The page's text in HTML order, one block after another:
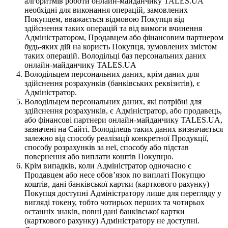
необхідні для виконання операцій, замовлених
Покупцем, вважається відмовою Покупця від
здійснення таких операцій та від вимоги вчинення
Адміністратором, Продавцем або фінансовим партнером
будь-яких дій на користь Покупця, зумовлених змістом
таких операцій. Володільці баз персональних даних
онлайн-майданчику TALES.UA
Володільцем персональних даних, крім даних для
здійснення розрахунків (банківських реквізитів), є
Адміністратор.
Володільцем персональних даних, які потрібні для
здійснення розрахунків, є Адміністратор, або продавець,
або фінансові партнери онлайн-майданчику TALES.UA,
зазначені на Сайті. Володілець таких даних визначається
залежно від способу реалізації конкретної Продукції,
способу розрахунків за неї, способу або підстав
повернення або виплати коштів Покупцю.
Крім випадків, коли Адміністратор одночасно є
Продавцем або несе обов’язок по виплаті Покупцю
коштів, дані банківської картки (карткового рахунку)
Покупця доступні Адміністратору лише для перегляду у
вигляді токену, тобто чотирьох перших та чотирьох
останніх знаків, повні дані банківської картки
(карткового рахунку) Адміністратору не доступні.